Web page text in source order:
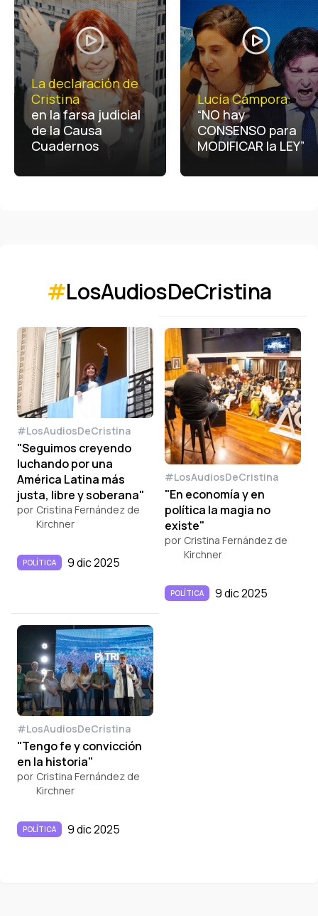
La declaración de
Cristina
en la farsa judicial
de la Causa
Cuadernos
Lucía Cámpora:
“NO hay
CONSENSO para
MODIFICAR la LEY”
#LosAudiosDeCristina
#LosAudiosDeCristina
"Seguimos creyendo
luchando por una
América Latina más
justa, libre y soberana"
por Cristina Fernández de
Kirchner
POLÍTICA 9 dic 2025
#LosAudiosDeCristina
"En economía y en
política la magia no
existe"
por Cristina Fernández de
Kirchner
POLÍTICA 9 dic 2025
#LosAudiosDeCristina
"Tengo fe y convicción
en la historia"
por Cristina Fernández de
Kirchner
POLÍTICA 9 dic 2025